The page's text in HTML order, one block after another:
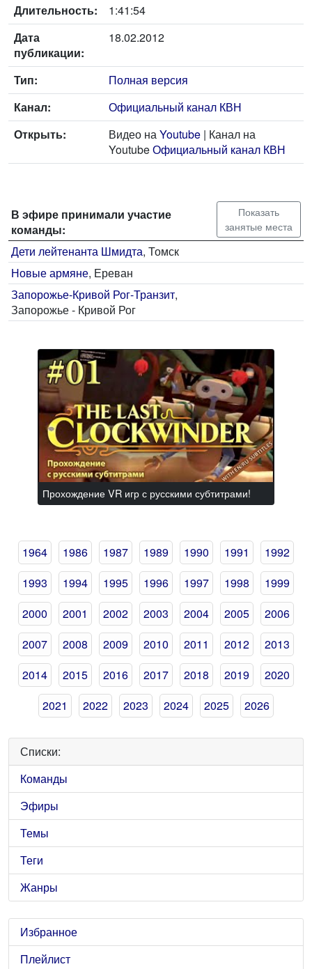
Длительность:
1:41:54
Дата
публикации:
18.02.2012
Тип:
Полная версия
Канал:
Официальный канал КВН
Открыть:
Видео наYoutube | Канал на
YoutubeОфициальный канал КВН
В эфире принимали участие
команды:
Показать
занятые места
Дети лейтенанта Шмидта, Томск
Новые армяне, Ереван
Запорожье-Кривой Рог-Транзит,
Запорожье - Кривой Рог
Прохождение VR игр с русскими субтитрами!
1964 1986 1987 1989 1990 1991
1992
1993
1994 1995 1996 1997 1998
1999
2000
2001 2002 2003 2004 2005
2006
2007
2008 2009 2010 2011 2012
2013
2014
2015 2016 2017 2018 2019
2020
2021
2022 2023 2024 2025 2026
Списки:
Команды
Эфиры
Темы
Теги
Жанры
Избранное
Плейлист